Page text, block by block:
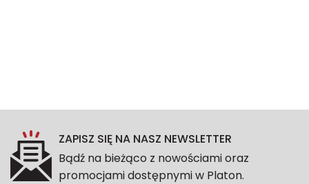
ZAPISZ SIĘ NA NASZ NEWSLETTER
Bądź na bieżąco z nowościami oraz
promocjami dostępnymi w Platon.